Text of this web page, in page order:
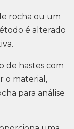
rocha ou um
é alterado
de hastes com
o material,
para análise